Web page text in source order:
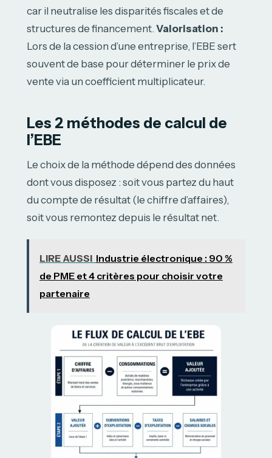
car il neutralise les disparités fiscales et de
structures de financement. Valorisation :
Lors de la cession d’une entreprise, l’EBE sert
souvent de base pour déterminer le prix de
vente via un coefficient multiplicateur.
Les 2 méthodes de calcul de
l’EBE
Le choix de la méthode dépend des données
dont vous disposez : soit vous partez du haut
du compte de résultat (le chiffre d’affaires),
soit vous remontez depuis le résultat net.
LIRE AUSSI Industrie électronique : 90 %
de PME et 4 critères pour choisir votre
partenaire